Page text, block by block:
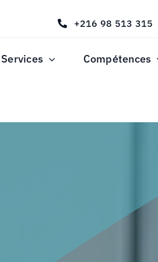
+216 98 513 315
Services Compétences